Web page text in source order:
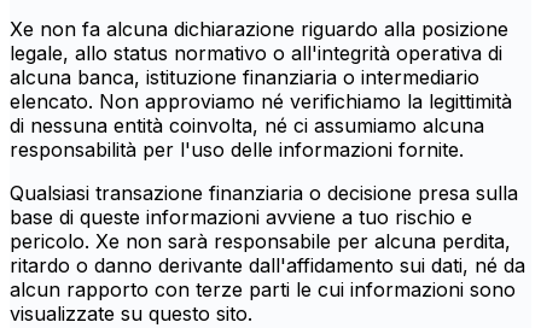
Xe non fa alcuna dichiarazione riguardo alla posizione
legale, allo status normativo o all'integrità operativa di
alcuna banca, istituzione finanziaria o intermediario
elencato. Non approviamo né verifichiamo la legittimità
di nessuna entità coinvolta, né ci assumiamo alcuna
responsabilità per l'uso delle informazioni fornite.
Qualsiasi transazione finanziaria o decisione presa sulla
base di queste informazioni avviene a tuo rischio e
pericolo. Xe non sarà responsabile per alcuna perdita,
ritardo o danno derivante dall'affidamento sui dati, né da
alcun rapporto con terze parti le cui informazioni sono
visualizzate su questo sito.